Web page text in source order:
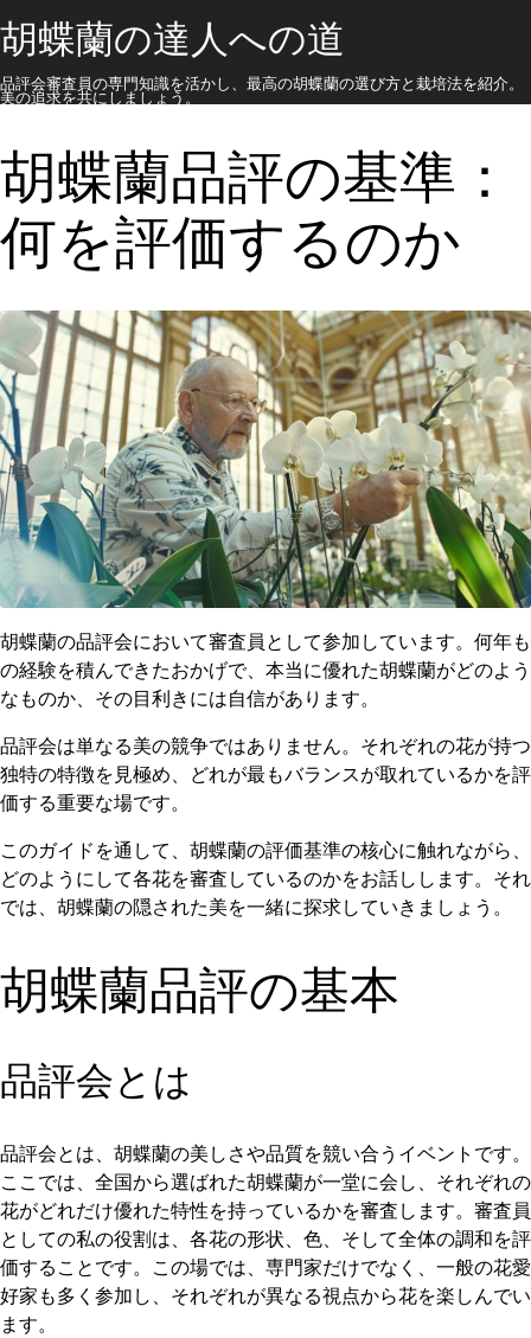
胡蝶蘭の達人への道
品評会審査員の専門知識を活かし、最高の胡蝶蘭の選び方と栽培法を紹介。
美の追求を共にしましょう。
胡蝶蘭品評の基準：
何を評価するのか
胡蝶蘭の品評会において審査員として参加しています。何年も
の経験を積んできたおかげで、本当に優れた胡蝶蘭がどのよう
なものか、その目利きには自信があります。
品評会は単なる美の競争ではありません。それぞれの花が持つ
独特の特徴を見極め、どれが最もバランスが取れているかを評
価する重要な場です。
このガイドを通して、胡蝶蘭の評価基準の核心に触れながら、
どのようにして各花を審査しているのかをお話しします。それ
では、胡蝶蘭の隠された美を一緒に探求していきましょう。
胡蝶蘭品評の基本
品評会とは
品評会とは、胡蝶蘭の美しさや品質を競い合うイベントです。
ここでは、全国から選ばれた胡蝶蘭が一堂に会し、それぞれの
花がどれだけ優れた特性を持っているかを審査します。審査員
としての私の役割は、各花の形状、色、そして全体の調和を評
価することです。この場では、専門家だけでなく、一般の花愛
好家も多く参加し、それぞれが異なる視点から花を楽しんでい
ます。